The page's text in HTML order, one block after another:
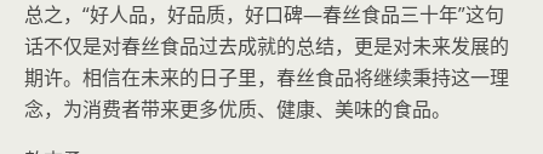
总之，“好人品，好品质，好口碑—春丝食品三十年”这句
话不仅是对春丝食品过去成就的总结，更是对未来发展的
期许。相信在未来的日子里，春丝食品将继续秉持这一理
念，为消费者带来更多优质、健康、美味的食品。